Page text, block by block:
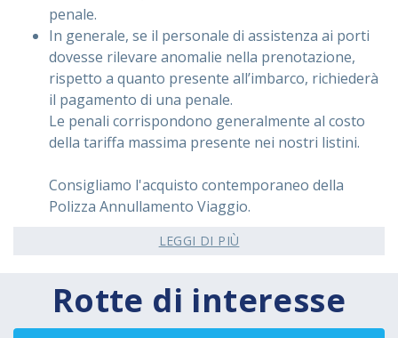
penale.
In generale, se il personale di assistenza ai porti
dovesse rilevare anomalie nella prenotazione,
rispetto a quanto presente all’imbarco, richiederà
il pagamento di una penale.
Le penali corrispondono generalmente al costo
della tariffa massima presente nei nostri listini.
Consigliamo l'acquisto contemporaneo della
Polizza Annullamento Viaggio.
LEGGI DI PIÙ
Rotte di interesse